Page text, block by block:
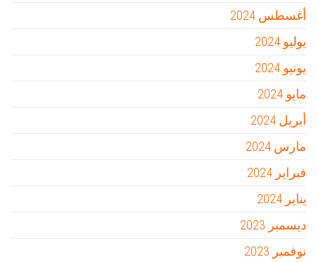
أغسطس 2024
يوليو 2024
يونيو 2024
مايو 2024
أبريل 2024
مارس 2024
فبراير 2024
يناير 2024
ديسمبر 2023
نوفمبر 2023